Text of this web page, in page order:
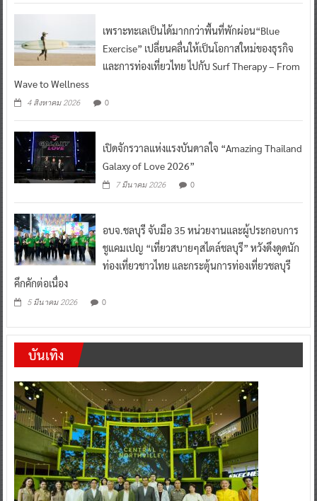
เพราะทะเลเป็นได้มากกว่าพื้นที่พักผ่อน“Blue
Exercise” เปลี่ยนคลื่นให้เป็นโอกาสใหม่ของธุรกิจ
และการท่องเที่ยวไทย ไปกับ Surf Therapy – From
Wave to Wellness
4 สิงหาคม 2026 0
เปิดจักรวาลแห่งแรงบันดาลใจ “Amazing Thailand
Galaxy of Love 2026”
7 มีนาคม 2026 0
อบจ.ชลบุรี จับมือ 35 หน่วยงานและผู้ประกอบการ
ชูแคมเปญ “เที่ยวสบายๆสไตล์ชลบุรี” หวังดึงดูดนัก
ท่องเที่ยวชาวไทย และกระตุ้นการท่องเที่ยวชลบุรี
คึกคักต่อเนื่อง
5 มีนาคม 2026 0
บันเทิง